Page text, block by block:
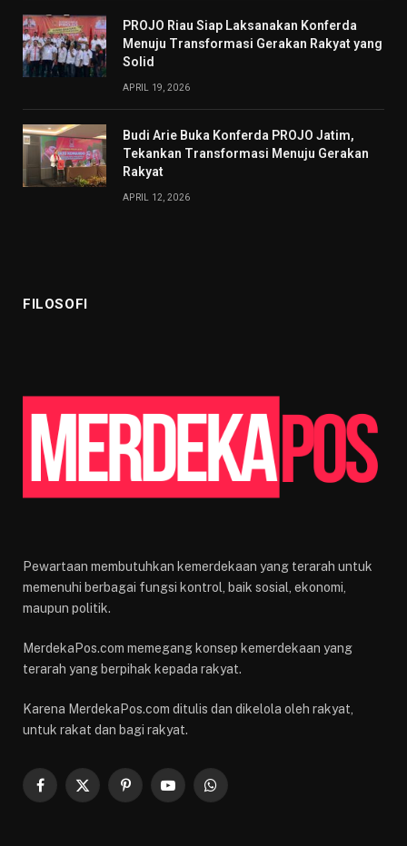
PROJO Riau Siap Laksanakan Konferda
Menuju Transformasi Gerakan Rakyat yang
Solid
APRIL 19, 2026
Budi Arie Buka Konferda PROJO Jatim,
Tekankan Transformasi Menuju Gerakan
Rakyat
APRIL 12, 2026
FILOSOFI
Pewartaan membutuhkan kemerdekaan yang terarah untuk
memenuhi berbagai fungsi kontrol, baik sosial, ekonomi,
maupun politik.
MerdekaPos.com memegang konsep kemerdekaan yang
terarah yang berpihak kepada rakyat.
Karena MerdekaPos.com ditulis dan dikelola oleh rakyat,
untuk rakat dan bagi rakyat.
Facebook
X
PinterestYouTubeWhatsApp